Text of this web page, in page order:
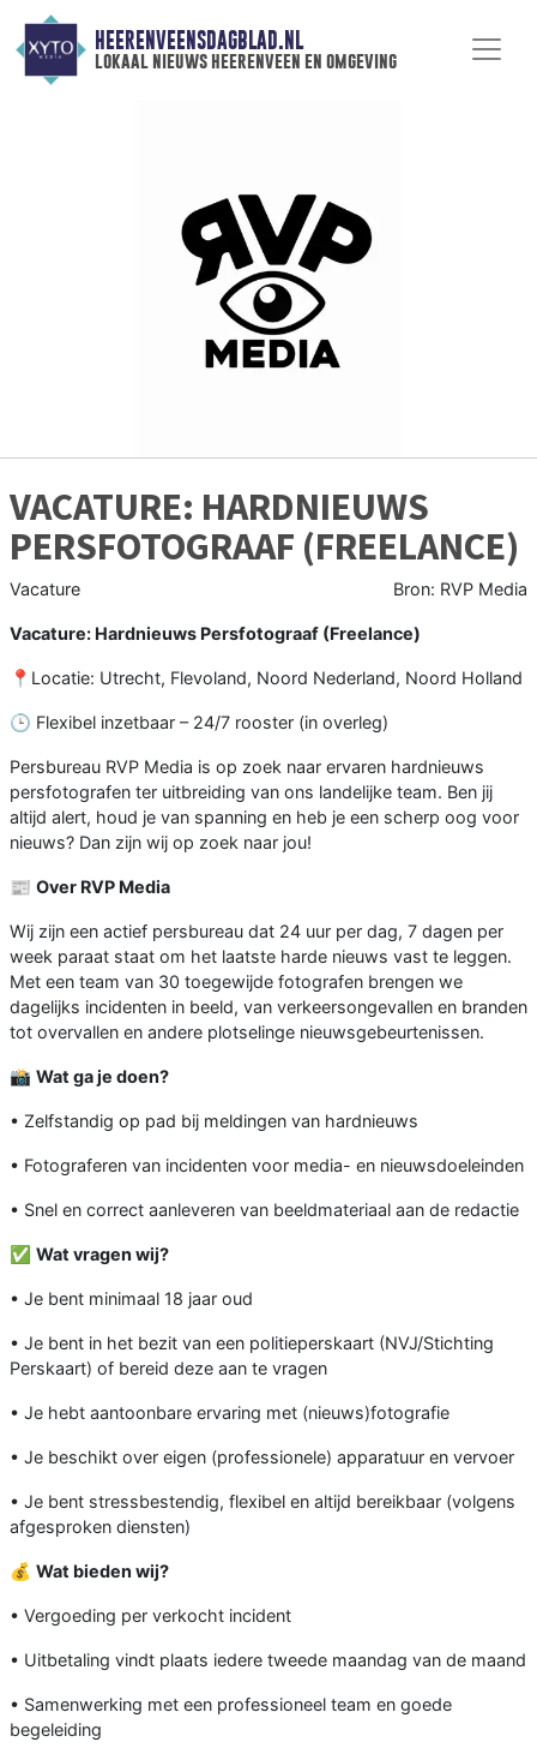
HEERENVEENSDAGBLAD.NL
lokaal nieuws heerenveen en omgeving
VACATURE: HARDNIEUWS
PERSFOTOGRAAF (FREELANCE)
Vacature Bron: RVP Media
Vacature: Hardnieuws Persfotograaf (Freelance)
📍Locatie: Utrecht, Flevoland, Noord Nederland, Noord Holland
🕒 Flexibel inzetbaar – 24/7 rooster (in overleg)
Persbureau RVP Media is op zoek naar ervaren hardnieuws
persfotografen ter uitbreiding van ons landelijke team. Ben jij
altijd alert, houd je van spanning en heb je een scherp oog voor
nieuws? Dan zijn wij op zoek naar jou!
📰 Over RVP Media
Wij zijn een actief persbureau dat 24 uur per dag, 7 dagen per
week paraat staat om het laatste harde nieuws vast te leggen.
Met een team van 30 toegewijde fotografen brengen we
dagelijks incidenten in beeld, van verkeersongevallen en branden
tot overvallen en andere plotselinge nieuwsgebeurtenissen.
📸 Wat ga je doen?
• Zelfstandig op pad bij meldingen van hardnieuws
• Fotograferen van incidenten voor media- en nieuwsdoeleinden
• Snel en correct aanleveren van beeldmateriaal aan de redactie
✅ Wat vragen wij?
• Je bent minimaal 18 jaar oud
• Je bent in het bezit van een politieperskaart (NVJ/Stichting
Perskaart) of bereid deze aan te vragen
• Je hebt aantoonbare ervaring met (nieuws)fotografie
• Je beschikt over eigen (professionele) apparatuur en vervoer
• Je bent stressbestendig, flexibel en altijd bereikbaar (volgens
afgesproken diensten)
💰 Wat bieden wij?
• Vergoeding per verkocht incident
• Uitbetaling vindt plaats iedere tweede maandag van de maand
• Samenwerking met een professioneel team en goede
begeleiding